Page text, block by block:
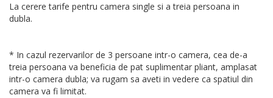
La cerere tarife pentru camera single si a treia persoana in
dubla.
* In cazul rezervarilor de 3 persoane intr-o camera, cea de-a
treia persoana va beneficia de pat suplimentar pliant, amplasat
intr-o camera dubla; va rugam sa aveti in vedere ca spatiul din
camera va fi limitat.